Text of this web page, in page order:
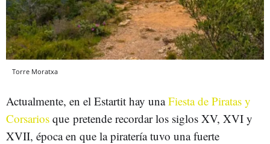
Torre Moratxa
Actualmente, en el Estartit hay unaFiesta de Piratas y
Corsarios que pretende recordar los siglos XV, XVI y
XVII, época en que la piratería tuvo una fuerte